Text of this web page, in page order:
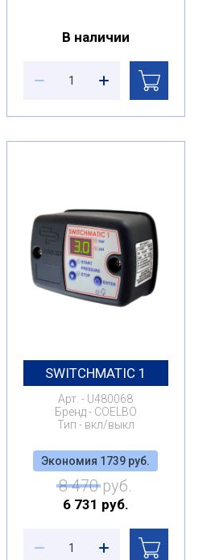
В наличии
SWITCHMATIC 1
Арт.
U480068
Бренд
COELBO
Тип
вкл/выкл
Экономия 1739 руб.
6 731 руб.
8 470руб.